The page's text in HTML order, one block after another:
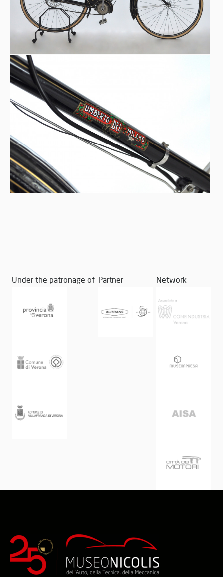
Under the patronage of Partner Network